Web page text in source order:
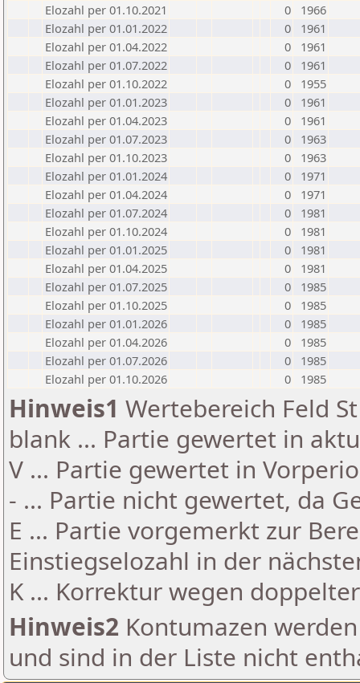
Elozahl per 01.10.2021
0
1966
Elozahl per 01.01.2022
0
1961
Elozahl per 01.04.2022
0
1961
Elozahl per 01.07.2022
0
1961
Elozahl per 01.10.2022
0
1955
Elozahl per 01.01.2023
0
1961
Elozahl per 01.04.2023
0
1961
Elozahl per 01.07.2023
0
1963
Elozahl per 01.10.2023
0
1963
Elozahl per 01.01.2024
0
1971
Elozahl per 01.04.2024
0
1971
Elozahl per 01.07.2024
0
1981
Elozahl per 01.10.2024
0
1981
Elozahl per 01.01.2025
0
1981
Elozahl per 01.04.2025
0
1981
Elozahl per 01.07.2025
0
1985
Elozahl per 01.10.2025
0
1985
Elozahl per 01.01.2026
0
1985
Elozahl per 01.04.2026
0
1985
Elozahl per 01.07.2026
0
1985
Elozahl per 01.10.2026
0 1985
Hinweis1 Wertebereich Feld
blank ... Partie gewertet in
V ... Partie gewertet in
- ... Partie nicht gewertet, da
E ... Partie vorgemerkt zur
Einstiegselozahl in der
K ... Korrektur wegen
Hinweis2 Kontumazen
und sind in der Liste nicht